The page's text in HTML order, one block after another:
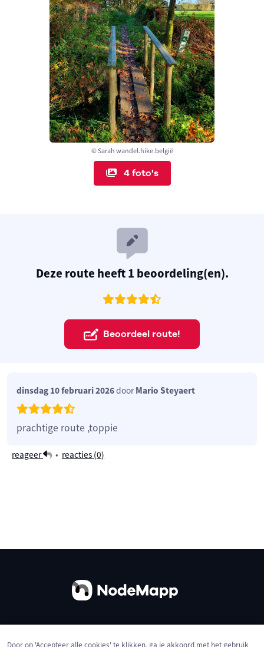
© Sarah wandel.hike.belgië
4 foto's
Deze route heeft 1 beoordeling(en).
Beoordeel route!
dinsdag 10 februari 2026doorMario Steyaert
prachtige route ,toppie
reageer • reacties (0)
Door op 'Accepteer alle cookies' te klikken, ga je akkoord met het gebruik